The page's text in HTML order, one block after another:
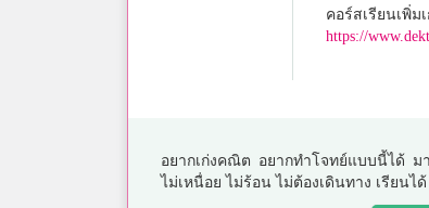
คอร์สเรียนเพิ่ม
https://
อยากเก่งคณิต อยากทำโจทย์แบบนี้ได้
ไม่เหนื่อย ไม่ร้อน ไม่ต้องเดินทาง เรียน